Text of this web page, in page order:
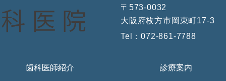
〒573-0032
大阪府枚方市岡東町17-3
Tel：072-861-7788
歯科医師紹介 診療案内